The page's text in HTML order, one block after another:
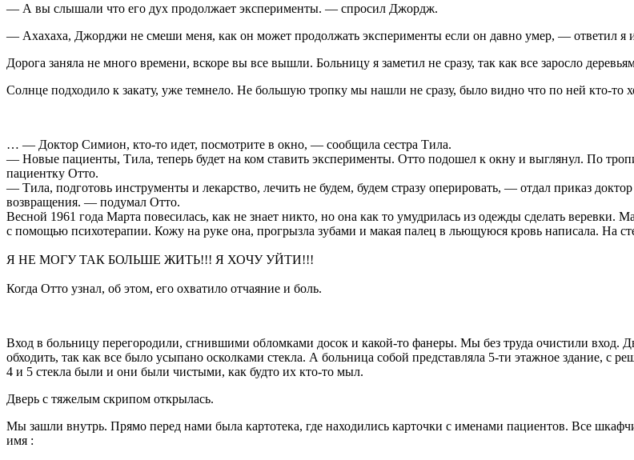
— А вы слышали что его дух продолжает эксперименты. — спросил Джордж.
— Ахахаха, Джорджи не смеши меня, как он может продолжать эксперименты если он давно умер, — ответил
Дорога заняла не много времени, вскоре вы все вышли. Больницу я заметил не сразу, так как все заросло
Солнце подходило к закату, уже темнело. Не большую тропку мы нашли не сразу, было видно что по ней кто-
… — Доктор Симион, кто-то идет, посмотрите в окно, — сообщила сестра Тила.
— Новые пациенты, Тила, теперь будет на ком ставить эксперименты. Отто подошел к окну и выглянул. По
пациентку Отто.
— Тила, подготовь инструменты и лекарство, лечить не будем, будем стразу оперировать, — отдал приказ
возвращения. — подумал Отто.
Весной 1961 года Марта повесилась, как не знает никто, но она как то умудрилась из одежды сделать
с помощью психотерапии. Кожу на руке она, прогрызла зубами и макая палец в льющуюся кровь написала. На
Я НЕ МОГУ ТАК БОЛЬШЕ ЖИТЬ!!! Я ХОЧУ УЙТИ!!!
Когда Отто узнал, об этом, его охватило отчаяние и боль.
Вход в больницу перегородили, сгнившими обломками досок и какой-то фанеры. Мы без труда очистили вход.
обходить, так как все было усыпано осколками стекла. А больница собой представляла 5-ти этажное здание, с
4 и 5 стекла были и они были чистыми, как будто их кто-то мыл.
Дверь с тяжелым скрипом открылась.
Мы зашли внутрь. Прямо перед нами была картотека, где находились карточки с именами пациентов. Все
имя :